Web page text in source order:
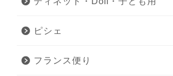
ピシェ
フランス便り